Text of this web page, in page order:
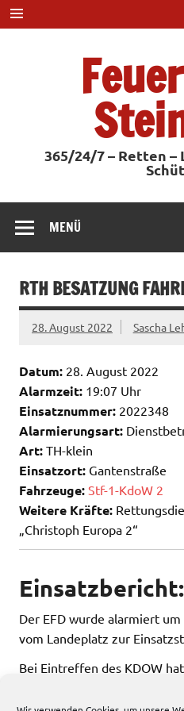
Zum
Inhalt
springen
365/24/7 – Retten –
MENÜ
RTH BESATZUNG
28. August 2022 Sascha
Datum: 28. August 2022
Alarmzeit: 19:07 Uhr
Einsatznummer: 2022348
Alarmierungsart:
Art: TH-klein
Einsatzort: Gantenstraße
Fahrzeuge: Stf-1-KdoW 2
Weitere Kräfte:
„Christoph Europa 2“
Einsatzbericht:
Der EFD wurde alarmiert
vom Landeplatz zur
Bei Eintreffen des KDOW